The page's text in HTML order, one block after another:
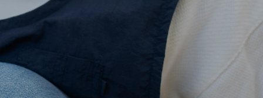
れ、厚生労働省の 【えるぼし認定(☆☆)】 を受けまし